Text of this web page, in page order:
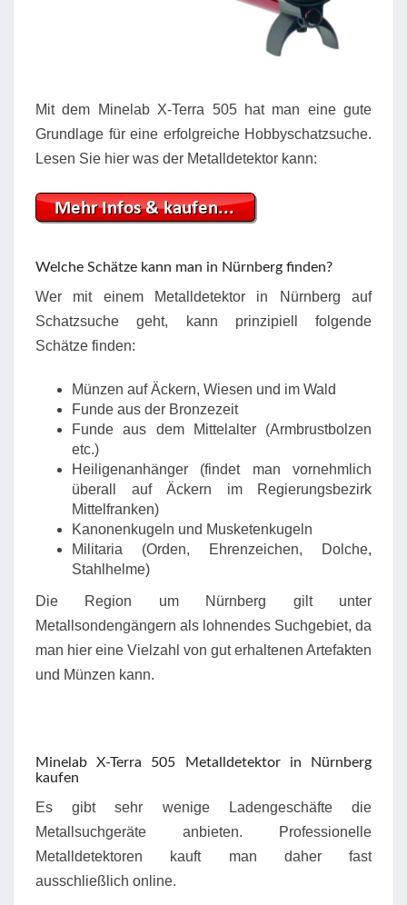
Mit dem Minelab X-Terra 505 hat man eine gute
Grundlage für eine erfolgreiche Hobbyschatzsuche.
Lesen Sie hier was der Metalldetektor kann:
Welche Schätze kann man in Nürnberg finden?
Wer mit einem Metalldetektor in Nürnberg auf
Schatzsuche geht, kann prinzipiell folgende
Schätze finden:
Münzen auf Äckern, Wiesen und im Wald
Funde aus der Bronzezeit
Funde aus dem Mittelalter (Armbrustbolzen
etc.)
Heiligenanhänger (findet man vornehmlich
überall auf Äckern im Regierungsbezirk
Mittelfranken)
Kanonenkugeln und Musketenkugeln
Militaria (Orden, Ehrenzeichen, Dolche,
Stahlhelme)
Die Region um Nürnberg gilt unter
Metallsondengängern als lohnendes Suchgebiet, da
man hier eine Vielzahl von gut erhaltenen Artefakten
und Münzen kann.
Minelab X-Terra 505 Metalldetektor in Nürnberg
kaufen
Es gibt sehr wenige Ladengeschäfte die
Metallsuchgeräte anbieten. Professionelle
Metalldetektoren kauft man daher fast
ausschließlich online.